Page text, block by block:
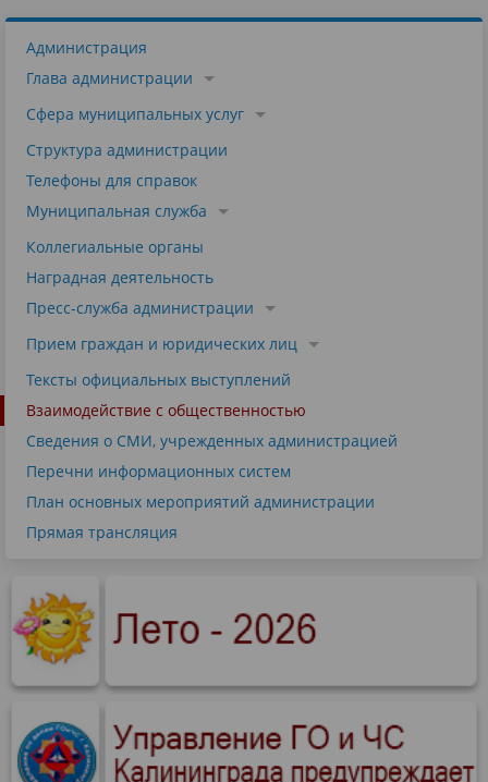
Администрация
Глава администрации
Сфера муниципальных услуг
Структура администрации
Телефоны для справок
Муниципальная служба
Коллегиальные органы
Наградная деятельность
Пресс-служба администрации
Прием граждан и юридических лиц
Тексты официальных выступлений
Взаимодействие с общественностью
Сведения о СМИ, учрежденных администрацией
Перечни информационных систем
План основных мероприятий администрации
Прямая трансляция